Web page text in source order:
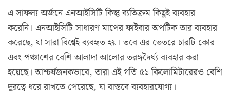
এ সাফল্য অর্জনে এনআইসিটি কিন্তু ব্যতিক্রম কিছুই ব্যবহার
করেনি। এনআইসিটি সাধারণ মাপের ফাইবার অপটিক তার ব্যবহার
করেছে, যা সারা বিশ্বেই ব্যবহৃত হয়। তবে এর ভেতরে চারটি কোর
এবং পঞ্চাশের বেশি আলাদা আলোর তরঙ্গদৈর্ঘ্য ব্যবহার করা
হয়েছে। আশ্চর্যজনকভাবে, তারা এই গতি ৫১ কিলোমিটারেরও বেশি
দূরত্বে ধরে রাখতে পেরেছে, যা বাস্তবে ব্যবহারযোগ্য।